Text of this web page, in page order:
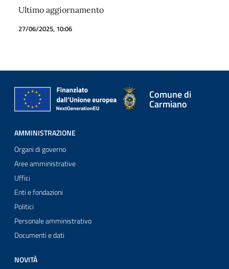
Ultimo aggiornamento
27/06/2025, 10:06
Comune di
Carmiano
AMMINISTRAZIONE
Organi di governo
Aree amministrative
Uffici
Enti e fondazioni
Politici
Personale amministrativo
Documenti e dati
NOVITÀ